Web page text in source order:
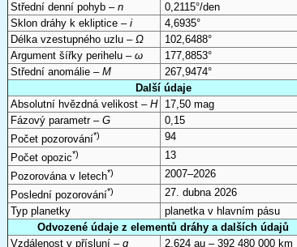
Střední denní pohyb – n
0,2115°/den
Sklon dráhy k ekliptice – i
4,6935°
Délka vzestupného uzlu – Ω
102,6488°
Argument šířky perihelu – ω
177,8853°
Střední anomálie – M
267,9474°
Další údaje
Absolutní hvězdná velikost – H
17,50 mag
Fázový parametr – G
0,15
Počet pozorování*)
94
Počet opozic*)
13
Pozorována v letech*)
2007–2026
Poslední pozorování*)
27. dubna 2026
Typ planetky
planetka v hlavním pásu
Odvozené údaje z elementů dráhy a dalších údajů
Vzdálenost v přísluní – q
2,624 au – 392 480 000 km